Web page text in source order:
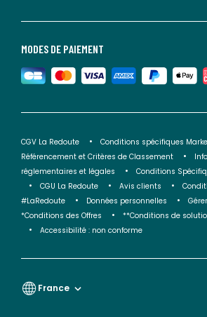
MODES DE PAIEMENT
CGV La Redoute
Conditions spécifiques
Référencement et Critères de Classement
réglementaires et légales
Conditions
CGU La Redoute
Avis clients
#LaRedoute
Données personnelles
*Conditions des Offres
**Conditions de
Accessibilité : non conforme
France